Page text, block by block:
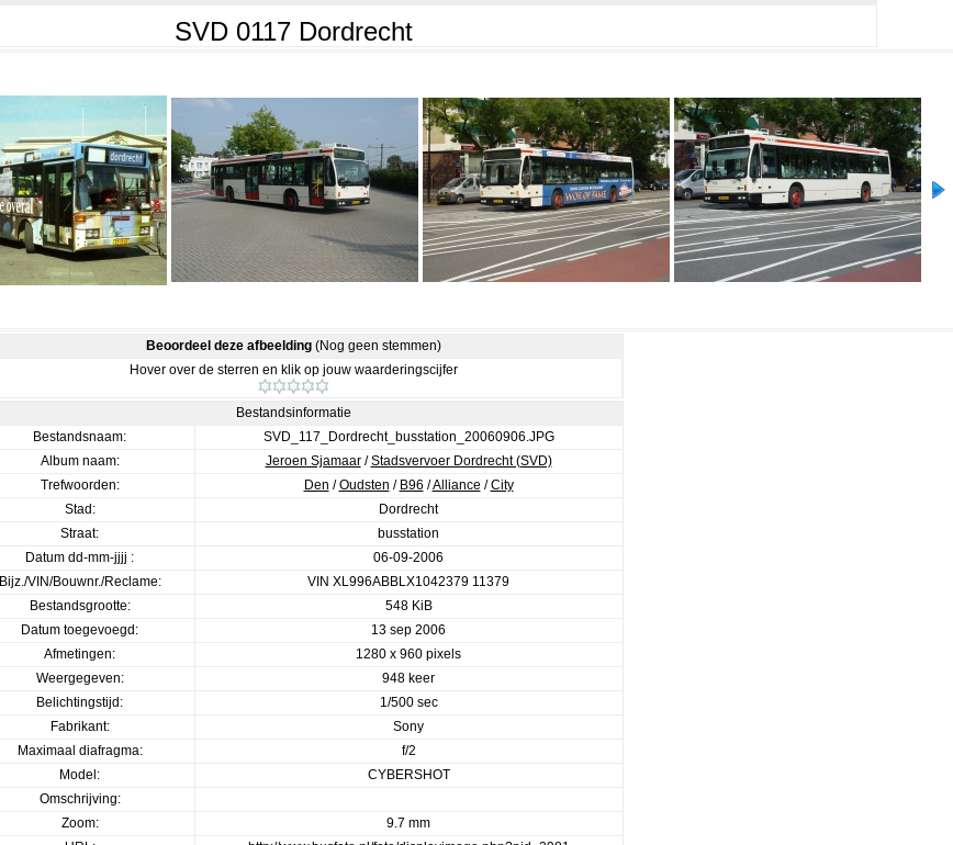
SVD 0117 Dordrecht
Beoordeel deze afbeelding (Nog geen stemmen)
Hover over de sterren en klik op jouw waarderingscijfer
Bestandsinformatie
Bestandsnaam:
SVD_117_Dordrecht_busstation_20060906.JPG
Album naam:
Jeroen Sjamaar/Stadsvervoer Dordrecht (SVD)
Trefwoorden:
Den /Oudsten / B96 /Alliance /City
Stad:
Dordrecht
Straat:
busstation
Datum dd-mm-jjjj :
06-09-2006
Bijz./VIN/Bouwnr./Reclame:
VIN XL996ABBLX1042379 11379
Bestandsgrootte:
548 KiB
Datum toegevoegd:
13 sep 2006
Afmetingen:
1280 x 960 pixels
Weergegeven:
948 keer
Belichtingstijd:
1/500 sec
Fabrikant:
Sony
Maximaal diafragma:
f/2
Model:
CYBERSHOT
Omschrijving:
Zoom:
9.7 mm